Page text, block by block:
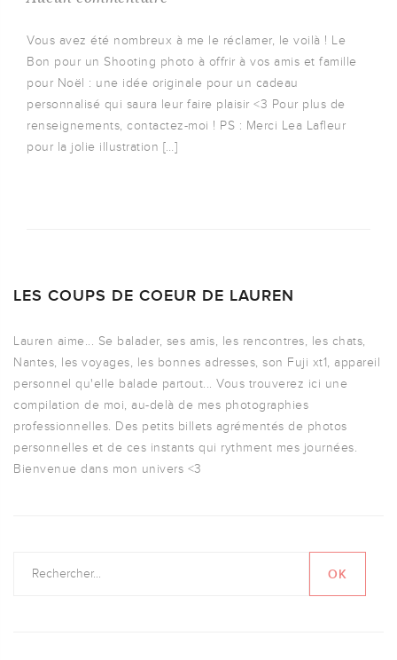
Vous avez été nombreux à me le réclamer, le voilà ! Le
Bon pour un Shooting photo à offrir à vos amis et famille
pour Noël : une idée originale pour un cadeau
personnalisé qui saura leur faire plaisir <3 Pour plus de
renseignements, contactez-moi ! PS : Merci Lea Lafleur
pour la jolie illustration […]
LES COUPS DE COEUR DE LAUREN
Lauren aime... Se balader, ses amis, les rencontres, les chats,
Nantes, les voyages, les bonnes adresses, son Fuji xt1, appareil
personnel qu'elle balade partout... Vous trouverez ici une
compilation de moi, au-delà de mes photographies
professionnelles. Des petits billets agrémentés de photos
personnelles et de ces instants qui rythment mes journées.
Bienvenue dans mon univers <3